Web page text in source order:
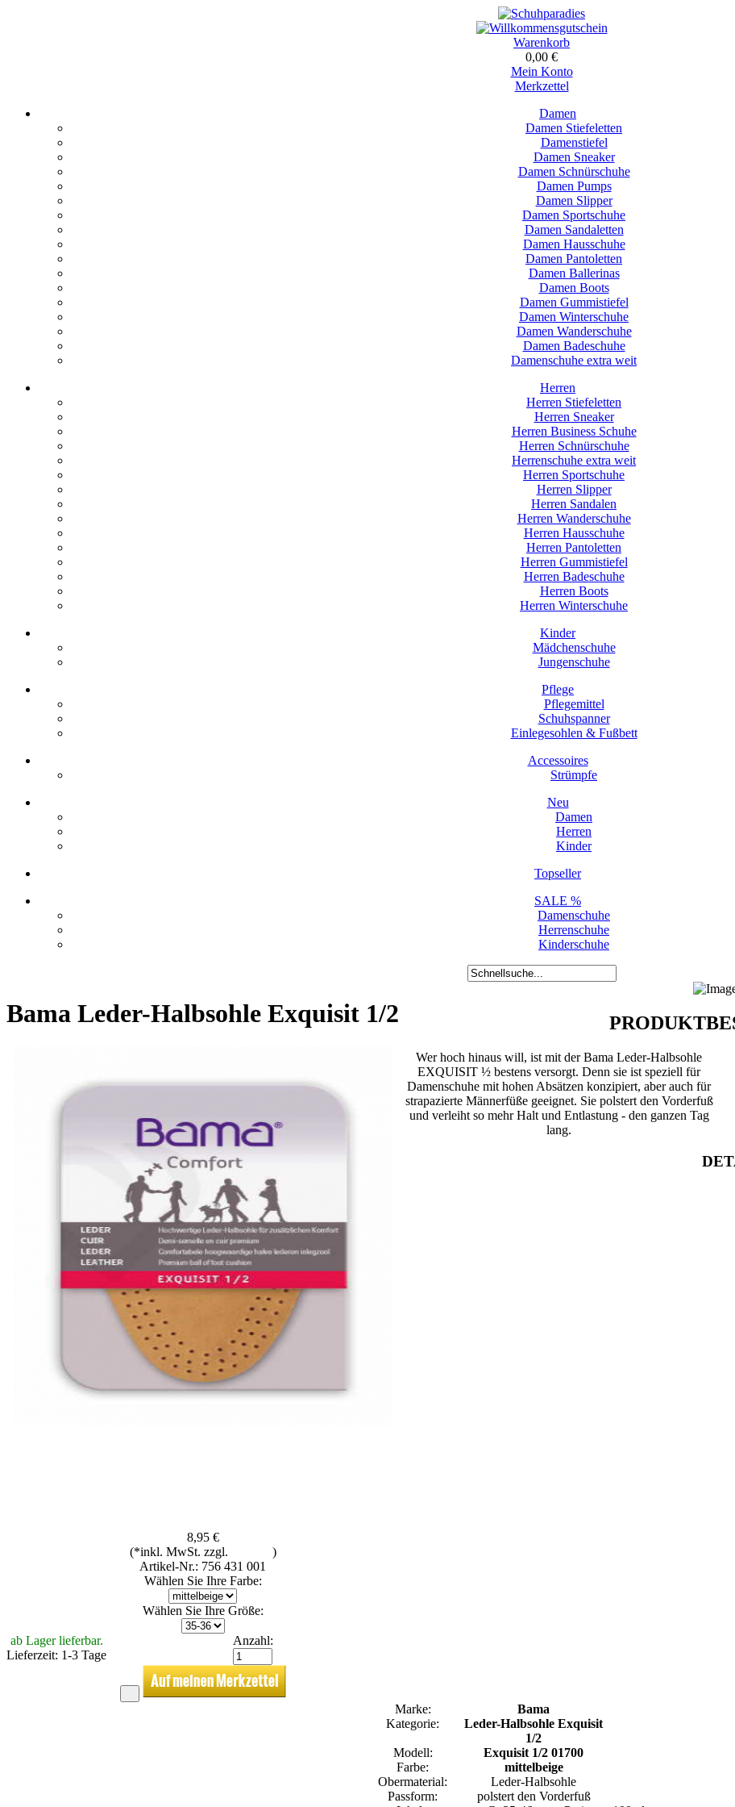
Warenkorb
0,00 €
Mein Konto
Merkzettel
Damen
Damen Stiefeletten
Damenstiefel
Damen Sneaker
Damen Schnürschuhe
Damen Pumps
Damen Slipper
Damen Sportschuhe
Damen Sandaletten
Damen Hausschuhe
Damen Pantoletten
Damen Ballerinas
Damen Boots
Damen Gummistiefel
Damen Winterschuhe
Damen Wanderschuhe
Damen Badeschuhe
Damenschuhe extra weit
Herren
Herren Stiefeletten
Herren Sneaker
Herren Business Schuhe
Herren Schnürschuhe
Herrenschuhe extra weit
Herren Sportschuhe
Herren Slipper
Herren Sandalen
Herren Wanderschuhe
Herren Hausschuhe
Herren Pantoletten
Herren Gummistiefel
Herren Badeschuhe
Herren Boots
Herren Winterschuhe
Kinder
Mädchenschuhe
Jungenschuhe
Pflege
Pflegemittel
Schuhspanner
Einlegesohlen & Fußbett
Accessoires
Strümpfe
Neu
Damen
Herren
Kinder
Topseller
SALE %
Damenschuhe
Herrenschuhe
Kinderschuhe
Bama Leder-Halbsohle Exquisit 1/2
8,95 €
(*inkl. MwSt. zzgl.
)
Artikel-Nr.: 756 431 001
Wählen Sie Ihre Farbe:
Wählen Sie Ihre Größe:
ab Lager lieferbar.
Lieferzeit: 1-3 Tage
Anzahl:
Wer hoch hinaus will, ist mit der Bama Leder-Halbsohle
EXQUISIT ½ bestens versorgt. Denn sie ist speziell für
Damenschuhe mit hohen Absätzen konzipiert, aber auch für
strapazierte Männerfüße geeignet. Sie polstert den Vorderfuß
und verleiht so mehr Halt und Entlastung - den ganzen Tag
lang.
Marke:
Bama
Kategorie:
Leder-Halbsohle Exquisit
1/2
Modell:
Exquisit 1/2 01700
Farbe:
mittelbeige
Obermaterial:
Leder-Halbsohle
Passform:
polstert den Vorderfuß